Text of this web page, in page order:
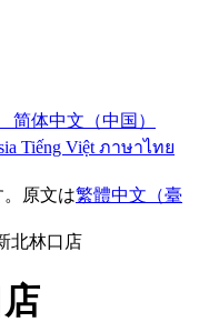
简体中文（中国）
Tiếng Việt ภาษาไทย
原文は繁體中文（臺
北林口店